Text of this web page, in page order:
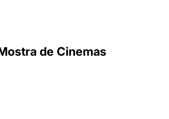
de Cinemas